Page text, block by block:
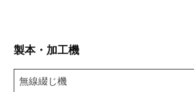
製本・加工機
無線綴じ機